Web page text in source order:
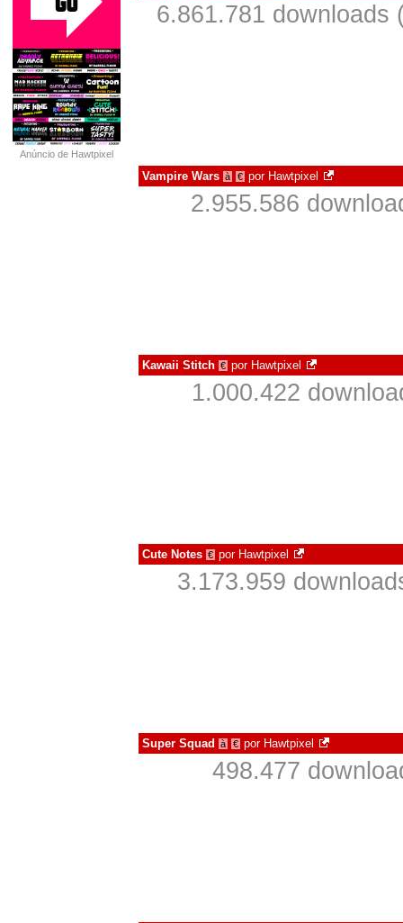
Anúncio de Hawtpixel
6.861.781 downloads
Vampire Wars à € por Hawtpixel
2.955.586
Kawaii Stitch € por Hawtpixel
1.000.422
Cute Notes € por Hawtpixel
3.173.959
Super Squad à € por Hawtpixel
498.477